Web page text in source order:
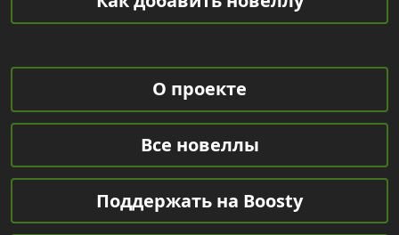
О проекте
Все новеллы
Поддержать на Boosty